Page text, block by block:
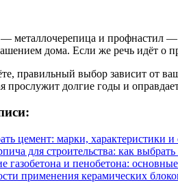
металлочерепица и профнастил —
дома. Если же речь идёт о
правильный выбор зависит от
прослужит долгие годы и
цемент: марки, характеристики
для строительства: как
газобетона и пенобетона:
применения керамических